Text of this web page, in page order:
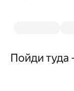
Пойди туда